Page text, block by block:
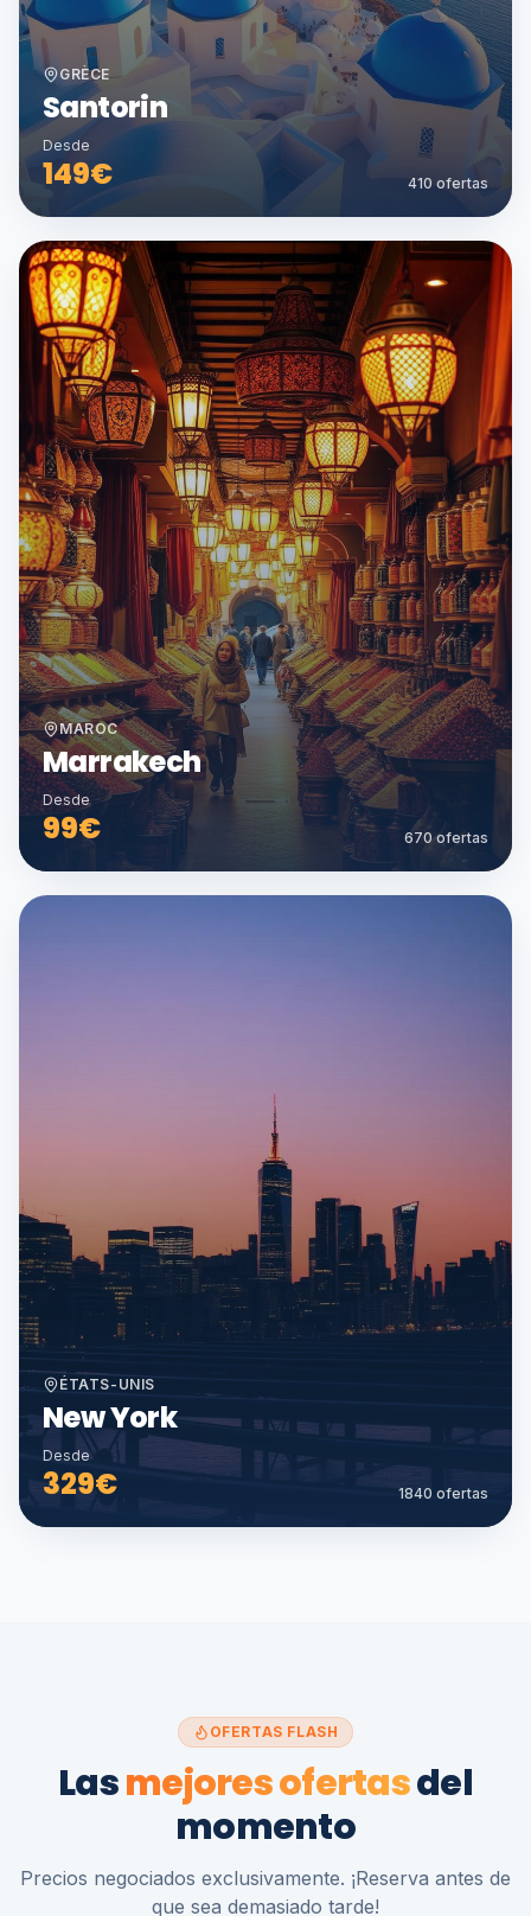
GRÈCE
Santorin
Desde
149€ 410 ofertas
MAROC
Marrakech
Desde
99€ 670 ofertas
ÉTATS-UNIS
New York
Desde
329€ 1840 ofertas
OFERTAS FLASH
Lasmejores ofertasdel
momento
Precios negociados exclusivamente. ¡Reserva antes de
que sea demasiado tarde!